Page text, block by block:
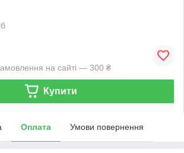
на сайті — 300 ₴
Купити
Оплата Умови повернення